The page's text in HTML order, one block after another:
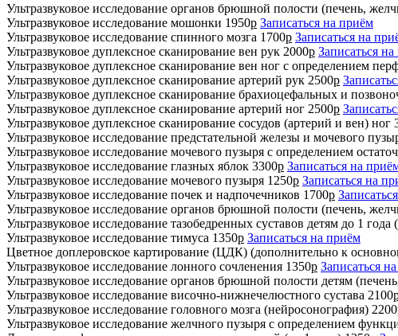
Ультразвуковое исследование органов брюшной полости (печень,
Ультразвуковое исследование мошонки 1950р Записаться на приём
Ультразвуковое исследование спинного мозга 1700р Записаться на
Ультразвуковое дуплексное сканирование вен рук 2000р Записаться
Ультразвуковое дуплексное сканирование вен ног с определением
Ультразвуковое дуплексное сканирование артерий рук 2500р
Ультразвуковое дуплексное сканирование брахиоцефальных и
Ультразвуковое дуплексное сканирование артерий ног 2500р
Ультразвуковое дуплексное сканирование сосудов (артерий и вен) ног
Ультразвуковое исследование предстательной железы и мочевого
Ультразвуковое исследование мочевого пузыря с определением
Ультразвуковое исследование глазных яблок 3300р Записаться на
Ультразвуковое исследование мочевого пузыря 1250р Записаться на
Ультразвуковое исследование почек и надпочечников 1700р
Ультразвуковое исследование органов брюшной полости (печень,
Ультразвуковое исследование тазобедренных суставов детям до 1 года
Ультразвуковое исследование тимуса 1350р Записаться на приём
Цветное доплеровское картирование (ЦДК) (дополнительно к
Ультразвуковое исследование лонного сочленения 1350р Записаться
Ультразвуковое исследование органов брюшной полости детям
Ультразвуковое исследование височно-нижнечелюстного сустава 2100
Ультразвуковое исследование головного мозга (нейросонография) 2200
Ультразвуковое исследование желчного пузыря с определением